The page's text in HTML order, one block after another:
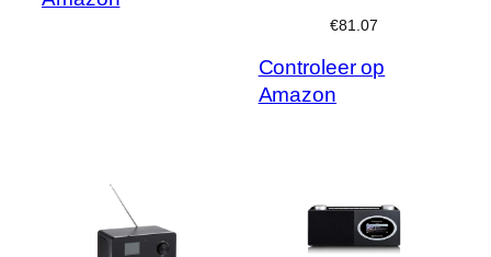
€81.07
Controleer op
Amazon